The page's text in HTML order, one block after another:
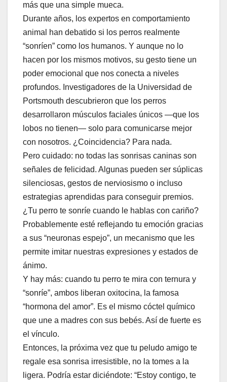
más que una simple mueca.
Durante años, los expertos en comportamiento
animal han debatido si los perros realmente
“sonríen” como los humanos. Y aunque no lo
hacen por los mismos motivos, su gesto tiene un
poder emocional que nos conecta a niveles
profundos. Investigadores de la Universidad de
Portsmouth descubrieron que los perros
desarrollaron músculos faciales únicos —que los
lobos no tienen— solo para comunicarse mejor
con nosotros. ¿Coincidencia? Para nada.
Pero cuidado: no todas las sonrisas caninas son
señales de felicidad. Algunas pueden ser súplicas
silenciosas, gestos de nerviosismo o incluso
estrategias aprendidas para conseguir premios.
¿Tu perro te sonríe cuando le hablas con cariño?
Probablemente esté reflejando tu emoción gracias
a sus “neuronas espejo”, un mecanismo que les
permite imitar nuestras expresiones y estados de
ánimo.
Y hay más: cuando tu perro te mira con ternura y
“sonríe”, ambos liberan oxitocina, la famosa
“hormona del amor”. Es el mismo cóctel químico
que une a madres con sus bebés. Así de fuerte es
el vínculo.
Entonces, la próxima vez que tu peludo amigo te
regale esa sonrisa irresistible, no la tomes a la
ligera. Podría estar diciéndote: “Estoy contigo, te